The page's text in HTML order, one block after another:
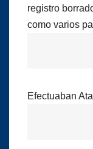
registro
como varios
Efectuaban